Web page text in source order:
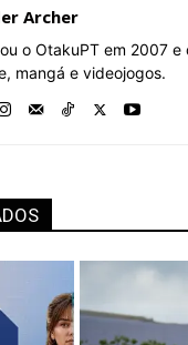
Archer
o OtakuPT em 2007
mangá e videojogos.